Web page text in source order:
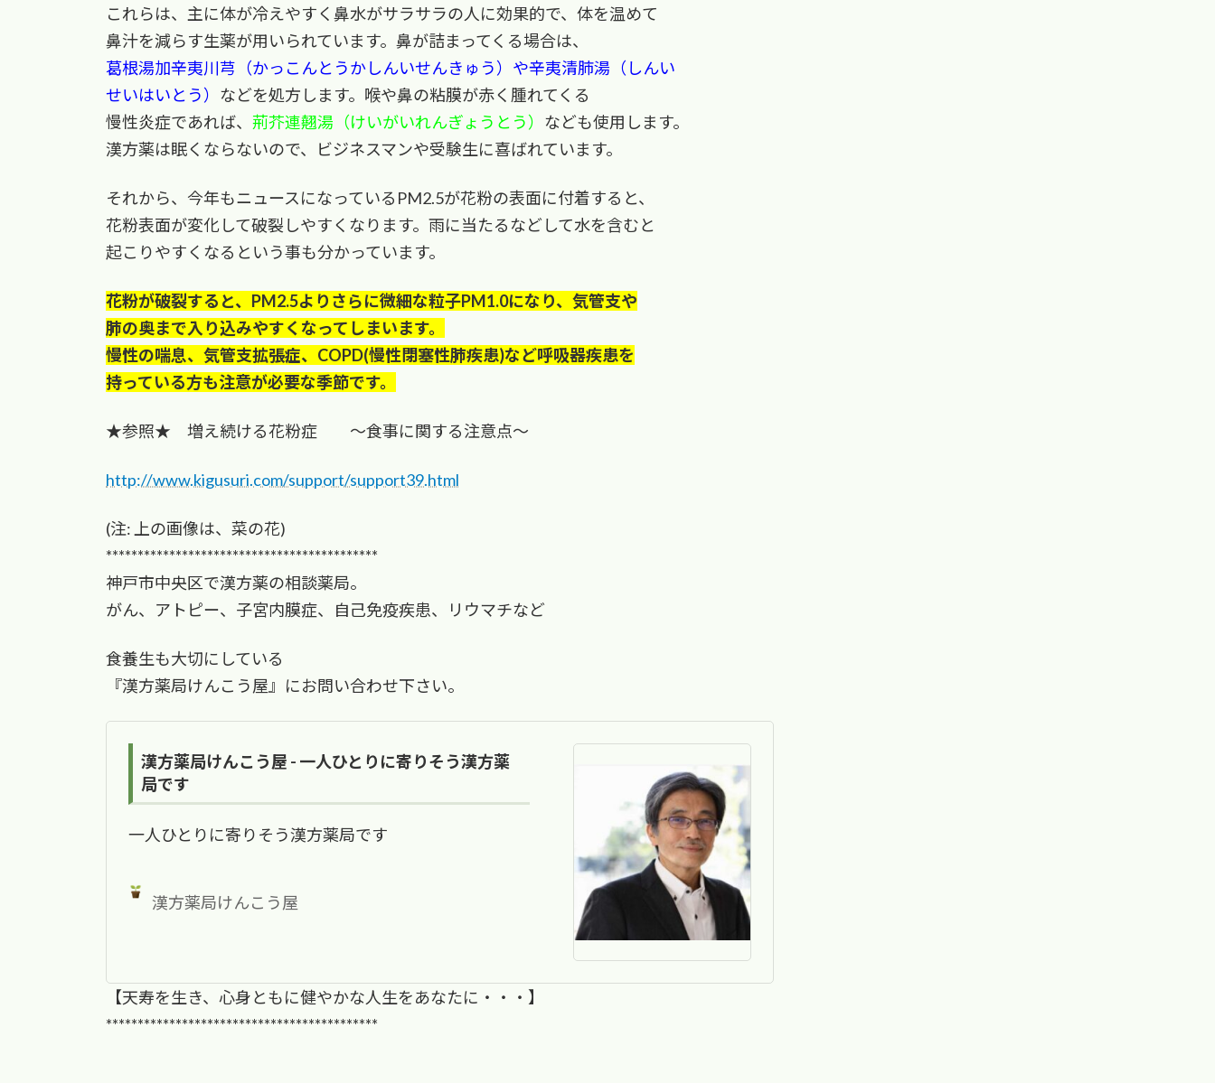
これらは、主に体が冷えやすく鼻水がサラサラの人に効果的で、体を温めて
鼻汁を減らす生薬が用いられています。鼻が詰まってくる場合は、
葛根湯加辛夷川芎（かっこんとうかしんいせんきゅう）や辛夷清肺湯（しんい
せいはいとう） などを処方します。喉や鼻の粘膜が赤く腫れてくる
慢性炎症であれば、 荊芥連翹湯（けいがいれんぎょうとう） なども使用します。
漢方薬は眠くならないので、ビジネスマンや受験生に喜ばれています。
それから、今年もニュースになっているPM2.5が花粉の表面に付着すると、
花粉表面が変化して破裂しやすくなります。雨に当たるなどして水を含むと
起こりやすくなるという事も分かっています。
花粉が破裂すると、PM2.5よりさらに微細な粒子PM1.0になり、気管支や
肺の奥まで入り込みやすくなってしまいます。
慢性の喘息、気管支拡張症、COPD(慢性閉塞性肺疾患)など呼吸器疾患を
持っている方も注意が必要な季節です。
★参照★ 増え続ける花粉症 ～食事に関する注意点～
http://www.kigusuri.com/support/support39.html
(注: 上の画像は、菜の花)
*******************************************
神戸市中央区で漢方薬の相談薬局。
がん、アトピー、子宮内膜症、自己免疫疾患、リウマチなど
食養生も大切にしている
『漢方薬局けんこう屋』にお問い合わせ下さい。
漢方薬局けんこう屋 - 一人ひとりに寄りそう漢方薬
局です
一人ひとりに寄りそう漢方薬局です
漢方薬局けんこう屋
【天寿を生き、心身ともに健やかな人生をあなたに・・・】
*******************************************